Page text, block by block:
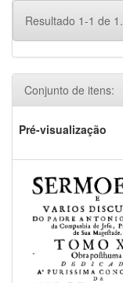
Resultado 1-1 de 1.
Conjunto de itens:
Pré-visualização